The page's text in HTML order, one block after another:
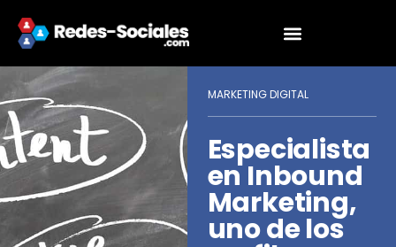
MARKETING DIGITAL
Especialista
en Inbound
Marketing,
uno de los